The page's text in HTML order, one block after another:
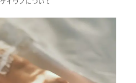
ケイウノについて